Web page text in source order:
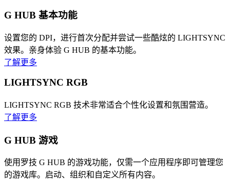
G HUB 基本功能
设置您的 DPI，进行首次分配并尝试一些酷炫的 LIGHTSYNC
效果。亲身体验 G HUB 的基本功能。
了解更多
LIGHTSYNC RGB
LIGHTSYNC RGB 技术非常适合个性化设置和氛围营造。
了解更多
G HUB 游戏
使用罗技 G HUB 的游戏功能，仅需一个应用程序即可管理您
的游戏库。启动、组织和自定义所有内容。